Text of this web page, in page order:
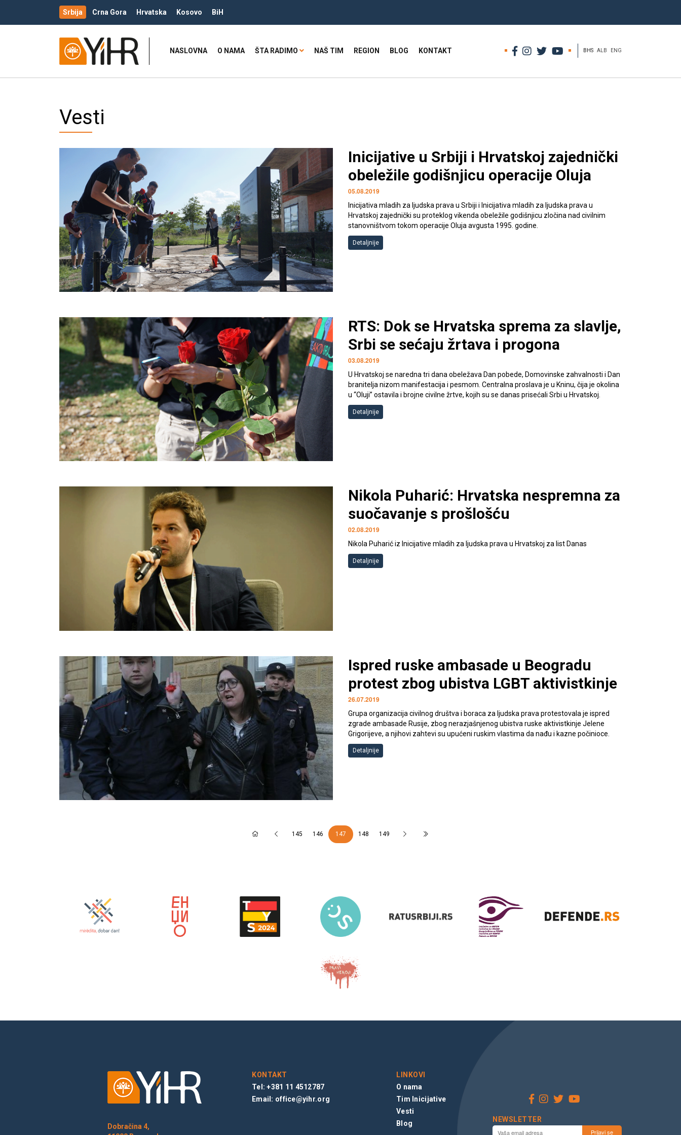
Srbija Crna Gora Hrvatska Kosovo BiH
NASLOVNA O NAMA ŠTA RADIMO NAŠ TIM REGION BLOG KONTAKT BHS ALB ENG
Vesti
Inicijative u Srbiji i Hrvatskoj zajednički
obeležile godišnjicu operacije Oluja
05.08.2019
Inicijativa mladih za ljudska prava u Srbiji i Inicijativa mladih za ljudska prava u
Hrvatskoj zajednički su proteklog vikenda obeležile godišnjicu zločina nad civilnim
stanovništvom tokom operacije Oluja avgusta 1995. godine.
Detaljnije
RTS: Dok se Hrvatska sprema za slavlje,
Srbi se sećaju žrtava i progona
03.08.2019
U Hrvatskoj se naredna tri dana obeležava Dan pobede, Domovinske zahvalnosti i Dan
branitelja nizom manifestacija i pesmom. Centralna proslava je u Kninu, čija je okolina
u “Oluji” ostavila i brojne civilne žrtve, kojih su se danas prisećali Srbi u Hrvatskoj.
Detaljnije
Nikola Puharić: Hrvatska nespremna za
suočavanje s prošlošću
02.08.2019
Nikola Puharić iz Inicijative mladih za ljudska prava u Hrvatskoj za list Danas
Detaljnije
Ispred ruske ambasade u Beogradu
protest zbog ubistva LGBT aktivistkinje
26.07.2019
Grupa organizacija civilnog društva i boraca za ljudska prava protestovala je ispred
zgrade ambasade Rusije, zbog nerazjašnjenog ubistva ruske aktivistkinje Jelene
Grigorijeve, a njihovi zahtevi su upućeni ruskim vlastima da nađu i kazne počinioce.
Detaljnije
145 146 147 148 149
Dobračina 4,
KONTAKT
Tel: +381 11 4512787
Email: office@yihr.org
LINKOVI
O nama
Tim Inicijative
Vesti
Blog
NEWSLETTER